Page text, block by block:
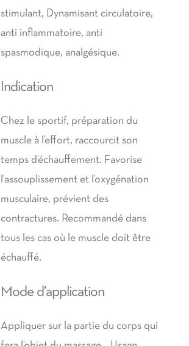
stimulant, Dynamisant circulatoire,
anti inflammatoire, anti
spasmodique, analgésique.
Indication
Chez le sportif, préparation du
muscle à l’effort, raccourcit son
temps d’échauffement. Favorise
l’assouplissement et l’oxygénation
musculaire, prévient des
contractures. Recommandé dans
tous les cas où le muscle doit être
échauffé.
Mode d’application
Appliquer sur la partie du corps qui